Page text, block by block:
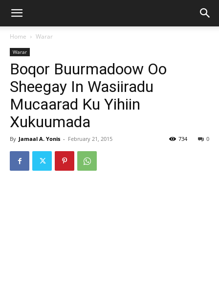
Home Warar
Warar
Boqor Buurmadoow Oo
Sheegay In Wasiiradu
Mucaarad Ku Yihiin
Xukuumada
By Jamaal A. Yonis - February 21, 2015 0
734